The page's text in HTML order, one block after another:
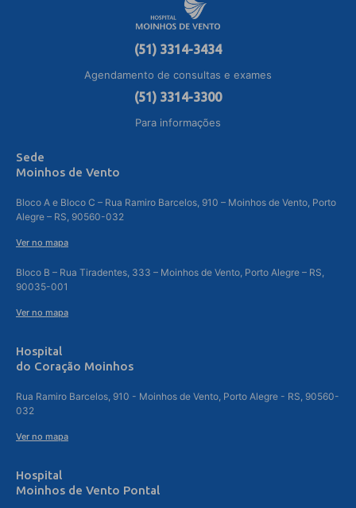
(51) 3314-3434
Agendamento de consultas e exames
(51) 3314-3300
Para informações
Sede
Moinhos de Vento
Bloco A e Bloco C – Rua Ramiro Barcelos, 910 – Moinhos de Vento, Porto
Alegre – RS, 90560-032
Ver no mapa
Bloco B – Rua Tiradentes, 333 – Moinhos de Vento, Porto Alegre – RS,
90035-001
Ver no mapa
Hospital
do Coração Moinhos
Rua Ramiro Barcelos, 910 - Moinhos de Vento, Porto Alegre - RS, 90560-
032
Ver no mapa
Hospital
Moinhos de Vento Pontal